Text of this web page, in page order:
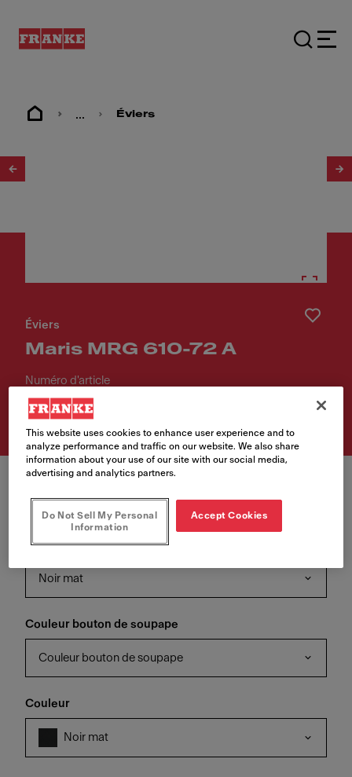
... Éviers
Éviers
Maris MRG 610-72 A
Numéro d'article
114.0658.588
Couleur de la soupape
Noir mat
Couleur bouton de soupape
Couleur bouton de soupape
Couleur
Noir mat
This website uses cookies to enhance user experience and to
analyze performance and traffic on our website. We also share
information about your use of our site with our social media,
advertising and analytics partners.
Do Not Sell My Personal
Information
Accept Cookies